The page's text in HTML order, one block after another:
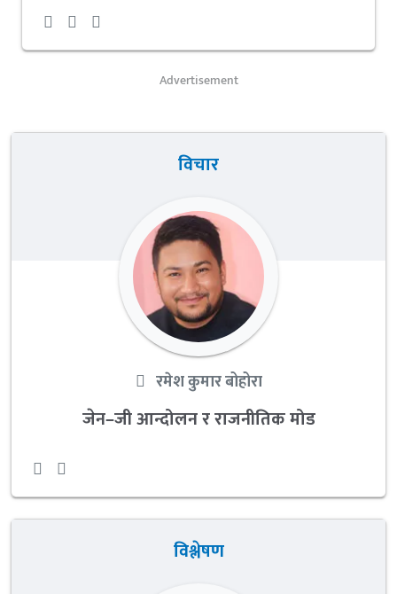
Advertisement
विचार
रमेश कुमार बोहोरा
जेन–जी आन्दोलन र राजनीतिक मोड
विश्लेषण